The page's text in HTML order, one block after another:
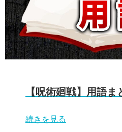
【呪術廻戦】用語ま
続きを見る